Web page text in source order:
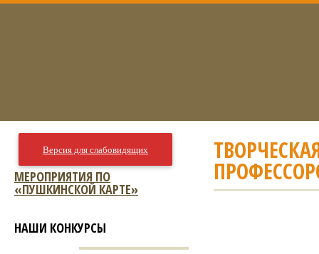
Версия для слабовидящих
МЕРОПРИЯТИЯ ПО
«ПУШКИНСКОЙ КАРТЕ»
НАШИ КОНКУРСЫ